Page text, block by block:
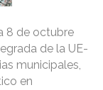
8 de octubre
de la UE-
municipales,
en